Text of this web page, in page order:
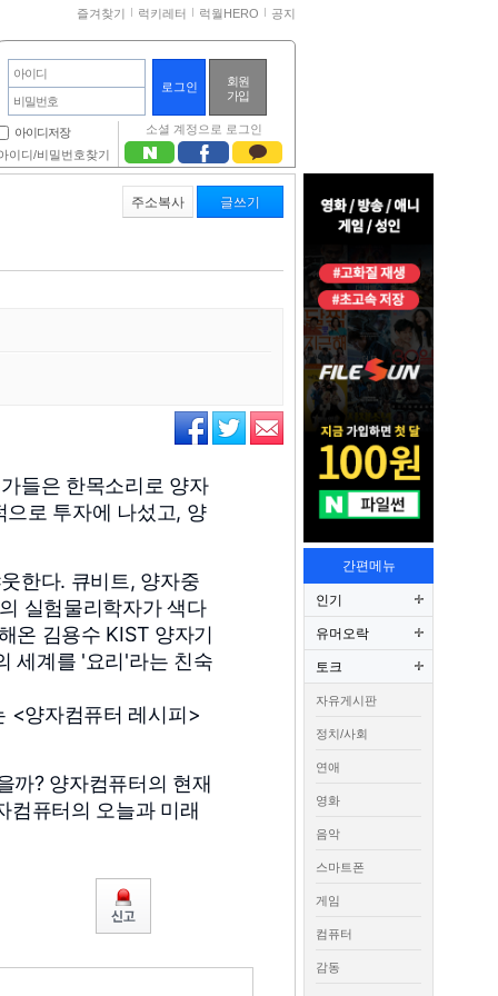
즐겨찾기 럭키레터 럭월HERO 공지
아이디
비밀번호
회원
가입
아이디저장
이디/비밀번호찾기
소셜 계정으로 로그인
간편메뉴
인기
유머오락
토크
자유게시판
정치/사회
연애
영화
음악
스마트폰
게임
컴퓨터
감동
주소복사 글쓰기
들은 한목소리로 양자
로 투자에 나섰고, 양
한다. 큐비트, 양자중
실험물리학자가 색다
온 김용수 KIST 양자기
세계를 '요리'라는 친숙
<양자컴퓨터 레시피>
까? 양자컴퓨터의 현재
컴퓨터의 오늘과 미래